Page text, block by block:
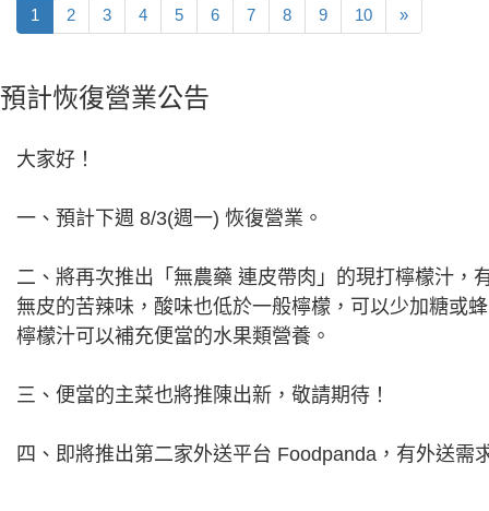
1 2 3 4 5 6 7 8 9 10 »
預計恢復營業公告
大家好！
一、預計下週 8/3(週一) 恢復營業。
二、將再次推出「無農藥 連皮帶肉」的現打檸檬汁
無皮的苦辣味，酸味也低於一般檸檬，可以少加糖或
檸檬汁可以補充便當的水果類營養。
三、便當的主菜也將推陳出新，敬請期待！
四、即將推出第二家外送平台 Foodpanda，有外送需